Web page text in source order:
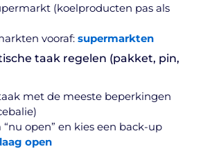
(koelproducten pas als
vooraf:supermarkten
taak regelen (pakket, pin,
met de meeste beperkingen
open” en kies een back-up
open